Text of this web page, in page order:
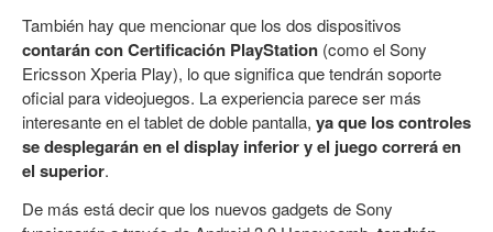
También hay que mencionar que los dos dispositivos
contarán con Certificación PlayStation (como el Sony
Ericsson Xperia Play), lo que significa que tendrán soporte
oficial para videojuegos. La experiencia parece ser más
interesante en el tablet de doble pantalla, ya que los controles
se desplegarán en el display inferior y el juego correrá en
el superior.
De más está decir que los nuevos gadgets de Sony